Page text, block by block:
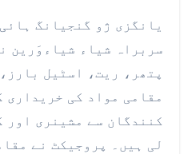
یانگزی ژو گنجیانگ
سربراہ شیاء شیاءوَرین
پتھر، ریت، اسٹیل
مقامی مواد کی خریداری
کنندگان سے مشینری اور
لی ہیں۔ پروجیکٹ نے